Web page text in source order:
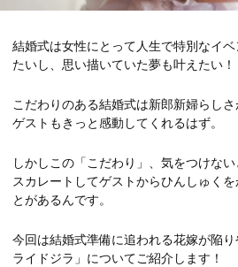
結婚式は女性にとって人生で特別なイ
たいし、思い描いていた夢も叶えたい！
こだわりのある結婚式は新郎新婦らし
ゲストもきっと感動してくれるはず。
しかしこの「こだわり」、気をつけな
スカレートしてゲストからひんしゅく
とがあるんです。
今回は結婚式準備に追われる花嫁が陥
ライドジラ」についてご紹介します！